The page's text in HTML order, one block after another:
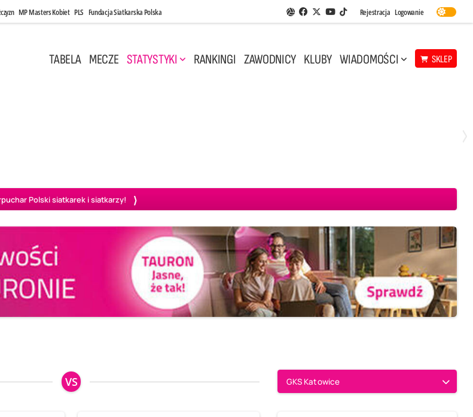
MP Masters Kobiet PLS Fundacja Siatkarska Polska Aplikacja Siatkarskie Ligi
Facebook
Twitter
Youtube
TikTok
Rejestracja Logowanie
TABELA MECZE STATYSTYKI RANKINGI ZAWODNICY KLUBY WIADOMOŚCI SKLEP
Polski siatkarek i siatkarzy!
VS GKS Katowice